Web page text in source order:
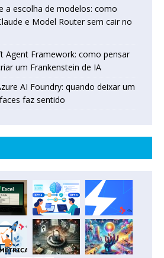
a escolha de modelos: como
e Model Router sem cair no
Agent Framework: como pensar
um Frankenstein de IA
AI Foundry: quando deixar um
faz sentido